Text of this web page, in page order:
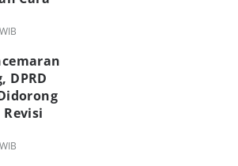
DPRD